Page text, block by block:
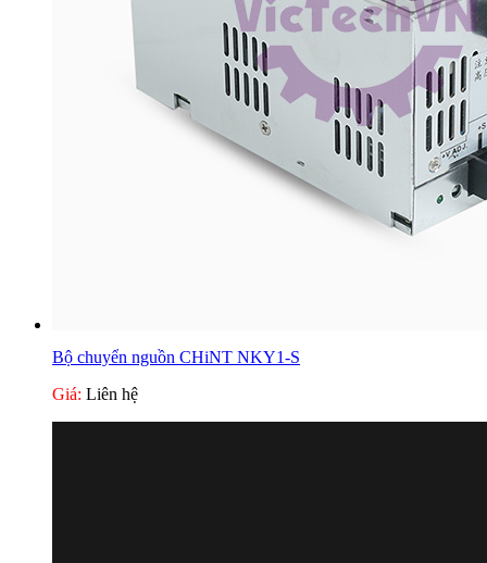
Bộ chuyển nguồn CHiNT NKY1-S
Giá: Liên hệ